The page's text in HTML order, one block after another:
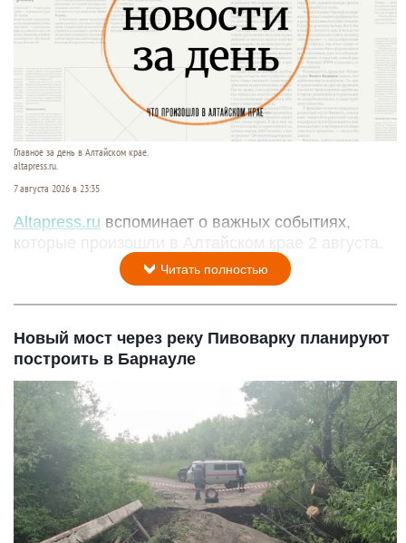
Главное за день в Алтайском крае.
altapress.ru.
7 августа 2026 в 23:35
Altapress.ru вспоминает о важных событиях,
которые произошли в Алтайском крае 2 августа.
Читать полностью
Новый мост через реку Пивоварку планируют
построить в Барнауле